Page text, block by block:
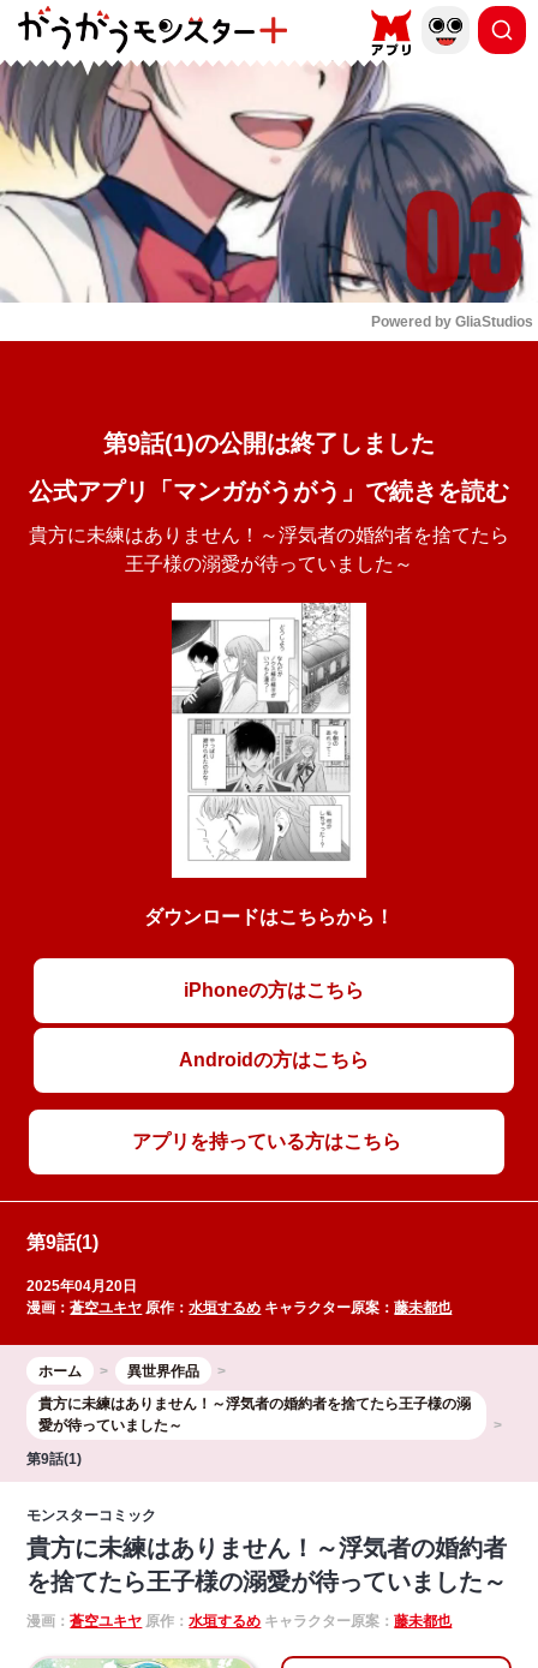
もっと読む
Powered by GliaStudios
第9話(1)の公開は終了しました
公式アプリ「マンガがうがう」で続きを読む
貴方に未練はありません！～浮気者の婚約者を捨てたら
王子様の溺愛が待っていました～
ダウンロードはこちらから！
iPhoneの方はこちら
Androidの方はこちら
アプリを持っている方はこちら
第9話(1)
2025年04月20日
漫画：蒼空ユキヤ 原作：水垣するめ キャラクター原案：藤未都也
ホーム
異世界作品
貴方に未練はありません！～浮気者の婚約者を捨てたら王子様の溺
愛が待っていました～
第9話(1)
モンスターコミック
貴方に未練はありません！～浮気者の婚約者
を捨てたら王子様の溺愛が待っていました～
漫画：蒼空ユキヤ 原作：水垣するめ キャラクター原案：藤未都也